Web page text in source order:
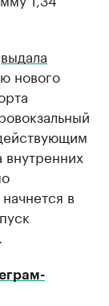
выдала
нового
в